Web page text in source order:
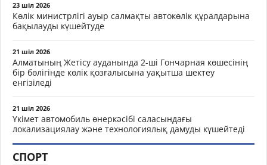
23 шіл 2026
Көлік министрлігі ауыр салмақты автокөлік құралдарына
бақылауды күшейтуде
21 шіл 2026
Алматының Жетісу ауданында 2-ші Гончарная көшесінің
бір бөлігінде көлік қозғалысына уақытша шектеу
енгізіледі
21 шіл 2026
Үкімет автомобиль өнеркәсібі саласындағы
локализациялау және технологиялық дамуды күшейтеді
СПОРТ